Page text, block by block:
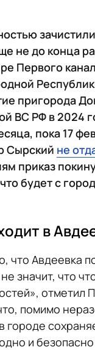
не до конца
Первого
пригорода
ВС РФ в 2024
пока 17
Сырский не
приказ
будет с
в
что Авдеевка
значит, что
отметил
помимо
городе
и